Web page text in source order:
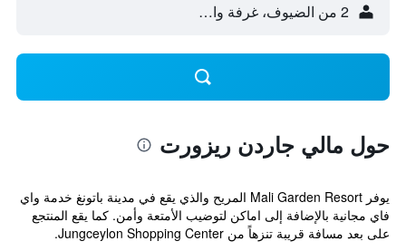
2 من الضيوف، غرفة واحدة
حول مالي جاردن ريزورت
يوفر Mali Garden Resort المريح والذي يقع في مدينة باتونغ خدمة واي
فاي مجانية بالإضافة إلى اماكن لتوضيب الأمتعة وأمن. كما يقع المنتجع
على بعد مسافة قريبة تنزهاً من Jungceylon Shopping Center.